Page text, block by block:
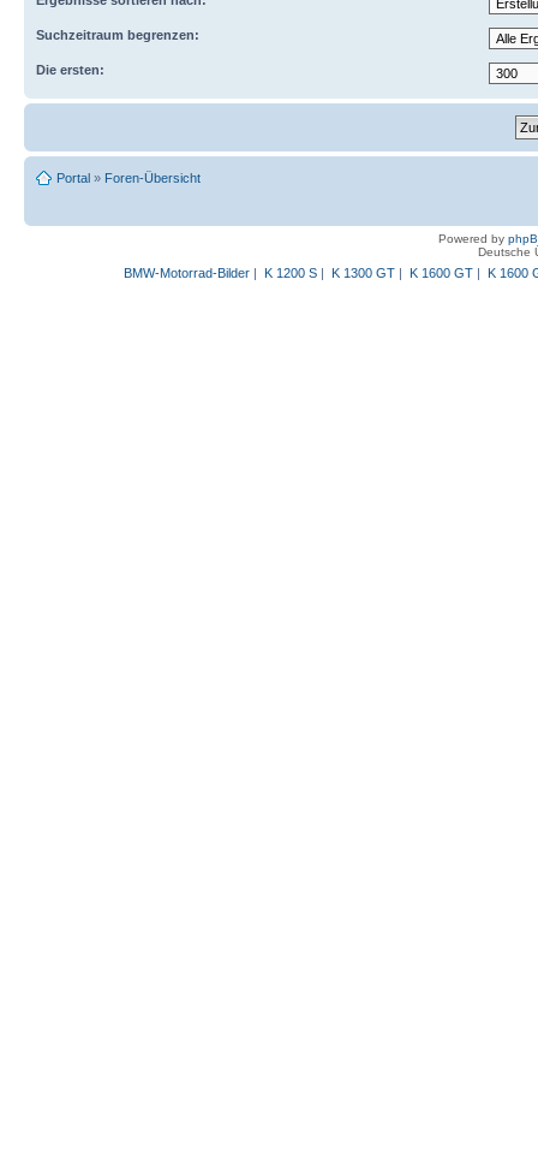
Suchzeitraum begrenzen:
Die ersten:
Portal » Foren-Übersicht
Powered by
Deutsche
BMW-Motorrad-Bilder| K 1200 S| K 1300 GT| K 1600 GT| K 1600